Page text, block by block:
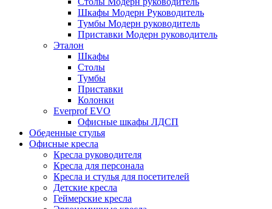
Шкафы Модерн Руководитель
Тумбы Модерн руководитель
Приставки Модерн руководитель
Эталон
Шкафы
Столы
Тумбы
Приставки
Колонки
Everprof EVO
Офисные шкафы ЛДСП
Обеденные стулья
Офисные кресла
Кресла руководителя
Кресла для персонала
Кресла и стулья для посетителей
Детские кресла
Геймерские кресла